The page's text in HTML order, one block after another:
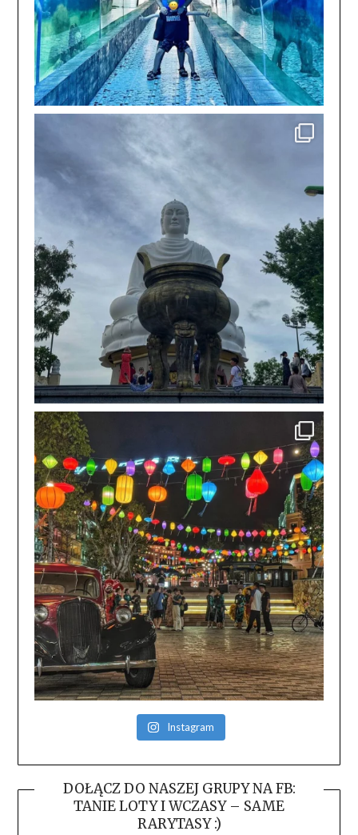
Instagram
DOŁĄCZ DO NASZEJ GRUPY NA FB:
TANIE LOTY I WCZASY – SAME
RARYTASY :)